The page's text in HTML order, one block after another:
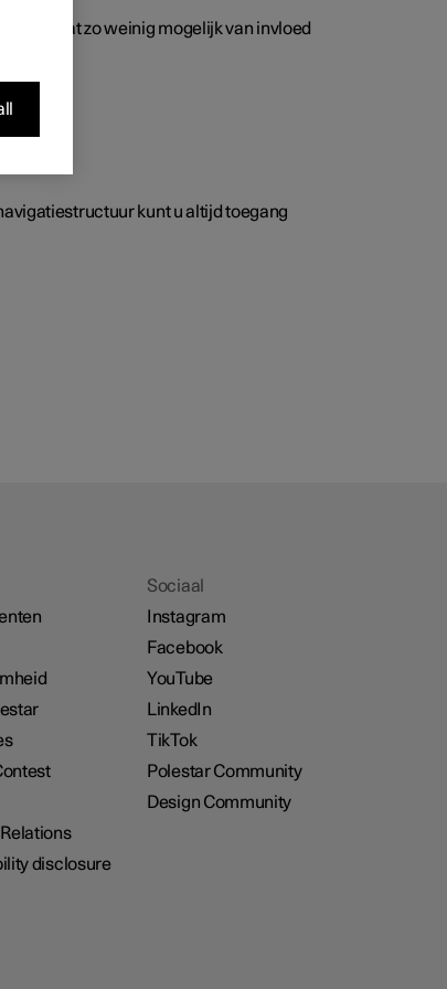
is en dat zo weinig mogelijk van invloed
kunt u altijd toegang
disclosure
Sociaal
Instagram
Facebook
YouTube
LinkedIn
TikTok
Polestar Community
Design Community